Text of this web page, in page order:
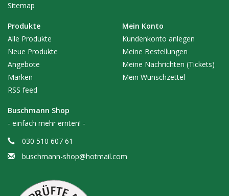
Sitemap
Produkte
Alle Produkte
Neue Produkte
Angebote
Marken
RSS feed
Mein Konto
Kundenkonto anlegen
Meine Bestellungen
Meine Nachrichten (Tickets)
Mein Wunschzettel
Buschmann Shop
- einfach mehr ernten! -
030 510 607 61
buschmann-shop@hotmail.com